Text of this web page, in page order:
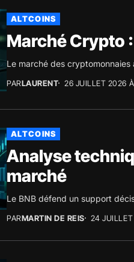
ALTCOINS
Marché Crypto
Le marché des
PARLAURENT 26 JUILLET 2026
ALTCOINS
Analyse
marché
Le BNB défend un support
PARMARTIN DE REIS 24